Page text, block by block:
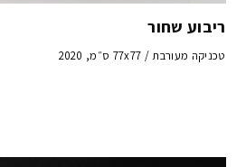
ריבוע שחור
טכניקה מעורבת / 77x77 ס״מ, 2020